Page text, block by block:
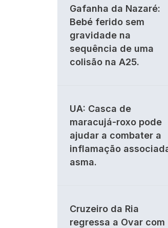
Gafanha da Nazaré:
Bebé ferido sem
gravidade na
sequência de uma
colisão na A25.
UA: Casca de
maracujá-roxo pode
ajudar a combater a
inflamação
asma.
Cruzeiro da Ria
regressa a Ovar com